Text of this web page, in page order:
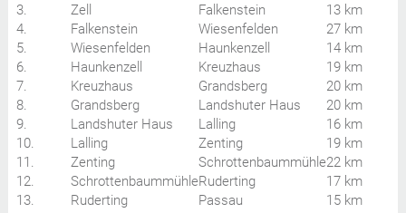
3.
Zell Falkenstein
13 km
4.
Falkenstein Wiesenfelden
27 km
5.
Wiesenfelden Haunkenzell
14 km
6.
Haunkenzell Kreuzhaus
19 km
7.
Kreuzhaus Grandsberg
20 km
8.
Grandsberg Landshuter Haus
20 km
9.
Landshuter Haus Lalling
16 km
10.
Lalling Zenting
19 km
11.
Zenting Schrottenbaummühle22 km
12.
SchrottenbaummühleRuderting
17 km
13.
Ruderting Passau 15 km